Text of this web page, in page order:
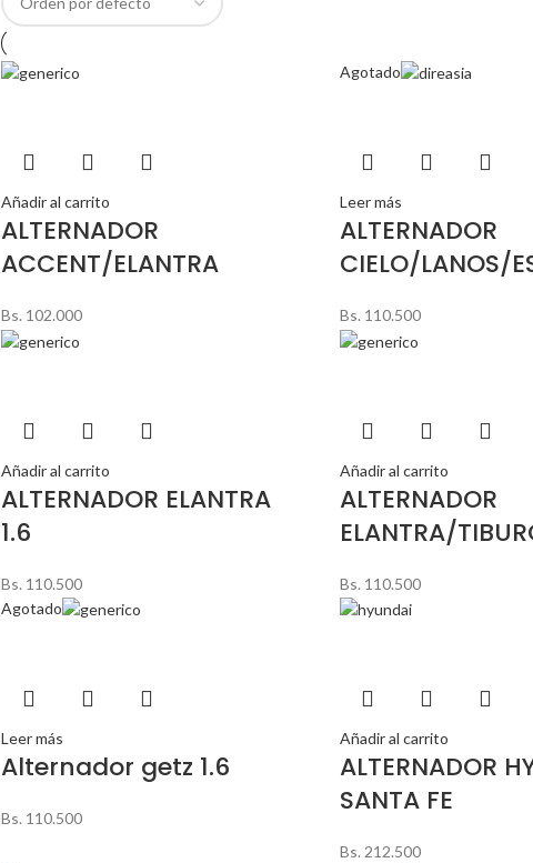
Añadir al carrito
ALTERNADOR
ACCENT/ELANTRA
Bs.102.000
Agotado
Leer más
ALTERNADOR
CIELO/LANOS/
Bs.110.500
Añadir al carrito
ALTERNADOR ELANTRA
1.6
Bs. 110.500
Añadir al carrito
ALTERNADOR
ELANTRA/
Bs. 110.500
Agotado
Leer más
Alternador getz 1.6
Bs. 110.500
Añadir al carrito
ALTERNADOR
SANTA FE
Bs. 212.500